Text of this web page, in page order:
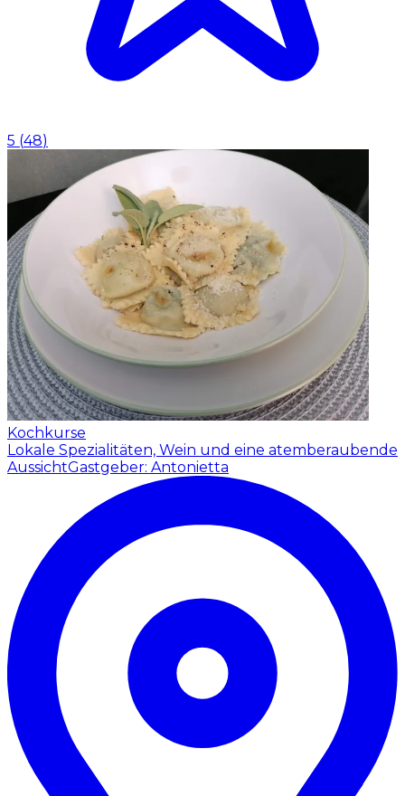
5 (48)
Kochkurse
Lokale Spezialitäten, Wein und eine atemberaubende
AussichtGastgeber: Antonietta